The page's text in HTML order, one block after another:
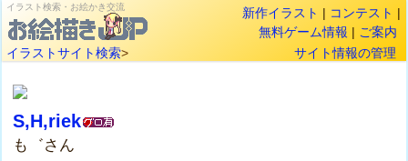
イラスト検索・お絵かき交流 新作イラスト | コンテスト |
無料ゲーム情報 | ご案内
イラストサイト検索> サイト情報の管理
S,H,riek
も゛さん